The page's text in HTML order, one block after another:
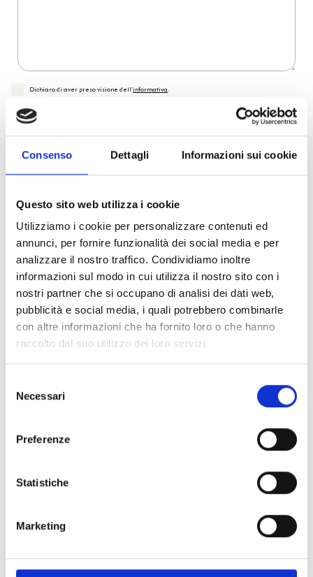
Consenso Dettagli Informazioni sui cookie
Questo sito web utilizza i cookie
Utilizziamo i cookie per personalizzare contenuti ed
annunci, per fornire funzionalità dei social media e per
analizzare il nostro traffico. Condividiamo inoltre
informazioni sul modo in cui utilizza il nostro sito con i
nostri partner che si occupano di analisi dei dati web,
pubblicità e social media, i quali potrebbero combinarle
con altre informazioni che ha fornito loro o che hanno
raccolto dal suo utilizzo dei loro servizi.
delNecessari
Preferenze
Statistiche
Marketing
Dichiaro di aver preso visione dell'informativa.
autorizzo al trattamento dei miei dati personali
* Campi obbligatori
Invia richiesta
Reso facile e veloce
PRONTA consegna
Spedizione Gratuita
Specifiche Tecniche
Collezione
Per
Descrizione